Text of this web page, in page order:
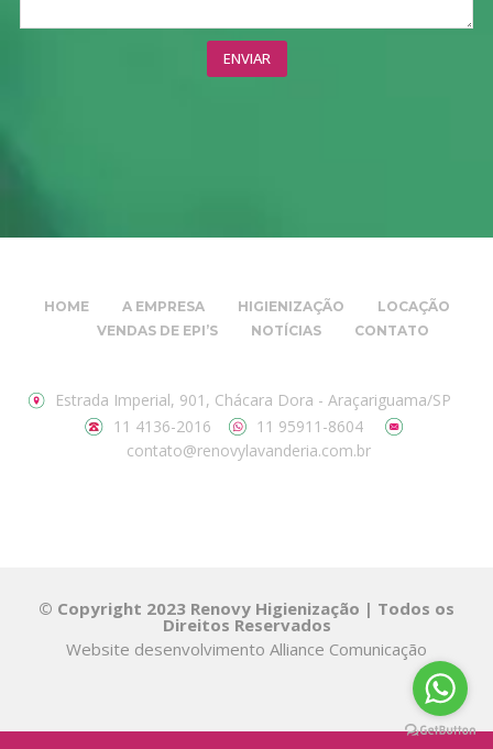
HOME A EMPRESA HIGIENIZAÇÃO
LOCAÇÃO
VENDAS DE EPI’S
NOTÍCIAS CONTATO
Estrada Imperial, 901, Chácara Dora - Araçariguama/SP
11 4136-2016
11 95911-8604
contato@renovylavanderia.com.br
© Copyright 2023 Renovy Higienização | Todos os
Direitos Reservados
Website desenvolvimento Alliance Comunicação